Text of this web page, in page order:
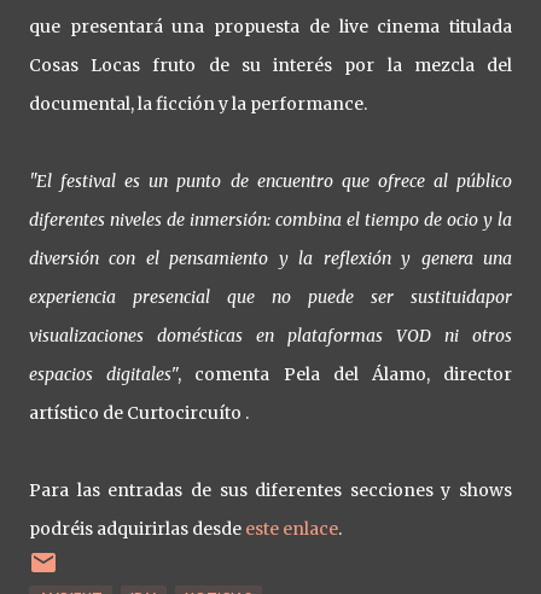
que presentará una propuesta de live cinema titulada
Cosas Locas fruto de su interés por la mezcla del
documental, la ficción y la performance.
"El festival es un punto de encuentro que ofrece al público
diferentes niveles de inmersión: combina el tiempo de ocio y la
diversión con el pensamiento y la reflexión y genera una
experiencia presencial que no puede ser sustituidapor
visualizaciones domésticas en plataformas VOD ni otros
espacios digitales", comenta Pela del Álamo, director
artístico de Curtocircuíto .
Para las entradas de sus diferentes secciones y shows
podréis adquirirlas desde este enlace.